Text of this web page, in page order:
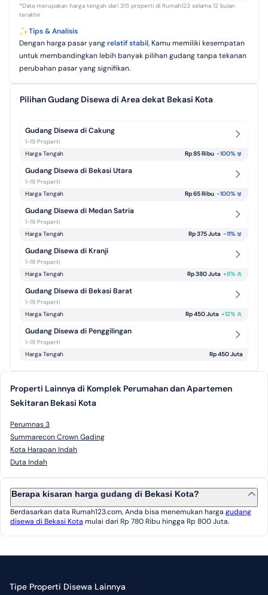
*Data merupakan harga tengah dari 315 properti di Rumah123 selama 12 bulan
terakhir
Tips & Analisis
Dengan harga pasar yangrelatif stabil, Kamu memiliki kesempatan
untuk membandingkan lebih banyak pilihan gudang tanpa tekanan
perubahan pasar yang signifikan.
Pilihan Gudang Disewa di Area dekat Bekasi Kota
Gudang Disewa di Cakung
1-19 Properti
Harga Tengah
Rp 85 Ribu -100%
Gudang Disewa di Bekasi Utara
1-19 Properti
Harga Tengah
Rp 65 Ribu -100%
Gudang Disewa di Medan Satria
1-19 Properti
Harga Tengah
Rp 375 Juta -11%
Gudang Disewa di Kranji
1-19 Properti
Harga Tengah
Rp 380 Juta +8%
Gudang Disewa di Bekasi Barat
1-19 Properti
Harga Tengah
Rp 450 Juta +12%
Gudang Disewa di Penggilingan
1-19 Properti
Harga Tengah
Rp 450 Juta
Properti Lainnya di Komplek Perumahan dan Apartemen
Sekitaran Bekasi Kota
Perumnas 3
Summarecon Crown Gading
Kota Harapan Indah
Duta Indah
Berapa kisaran harga gudang di Bekasi Kota?
Berdasarkan data Rumah123.com, Anda bisa menemukan harga gudang
disewa di Bekasi Kota mulai dari Rp 780 Ribu hingga Rp 800 Juta.
Tipe Properti Disewa Lainnya